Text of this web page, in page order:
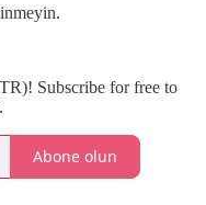
Subscribe for free to
Abone olun